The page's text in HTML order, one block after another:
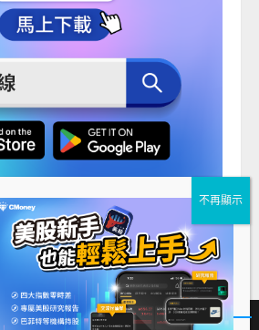
Facebook Instagram Twitter